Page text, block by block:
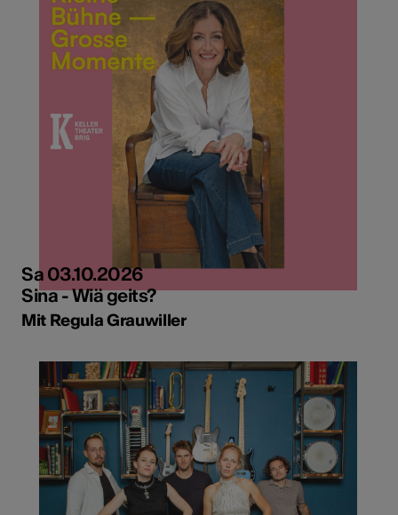
Sa 03.10.2026
Sina - Wiä geits?
Mit Regula Grauwiller